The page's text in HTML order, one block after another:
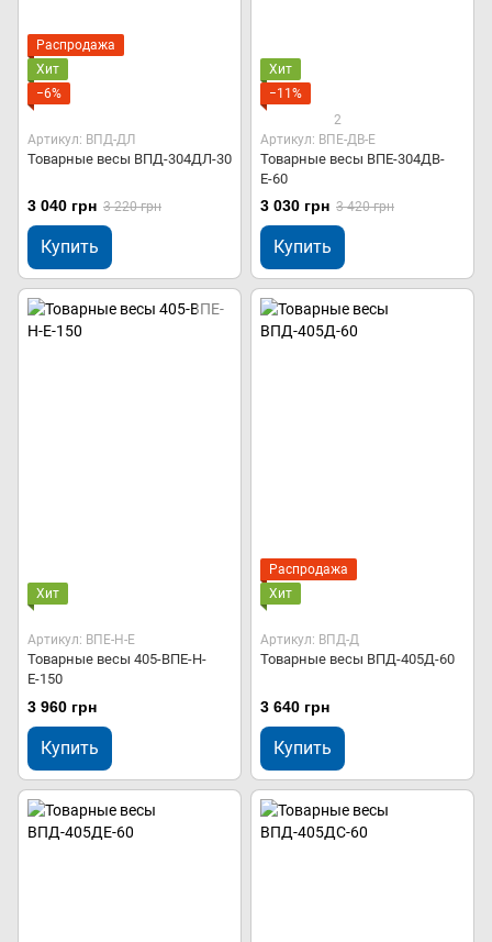
Распродажа
Хит
−6%
Артикул: ВПД-ДЛ
Товарные весы ВПД-304ДЛ-30
3 040 грн 3 220 грн
Купить
Хит
−11%
2
Артикул: ВПЕ-ДВ-Е
Товарные весы ВПЕ-304ДВ-
Е-60
3 030 грн 3 420 грн
Купить
Хит
Артикул: ВПЕ-Н-Е
Товарные весы 405-ВПЕ-Н-
Е-150
3 960 грн
Купить
Распродажа
Хит
Артикул: ВПД-Д
Товарные весы ВПД-405Д-60
3 640 грн
Купить